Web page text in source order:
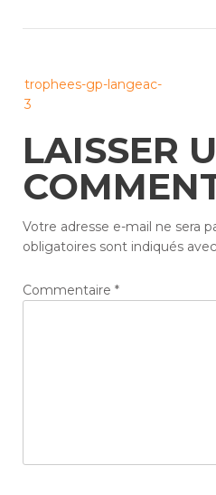
navigation
trophees-gp-langeac-
3
LAISSER
Votre adresse e-mail ne sera
obligatoires sont indiqués avec
Commentaire *